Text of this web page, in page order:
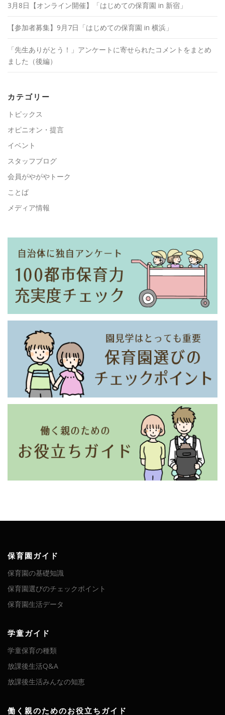
3月8日【オンライン開催】「はじめての保育園 in 新宿」
【参加者募集】9月7日「はじめての保育園 in 横浜」
「先生ありがとう！」アンケートに寄せられたコメントをまとめ
ました（後編）
カテゴリー
トピックス
オピニオン・提言
イベント
スタッフブログ
会員がやがやトーク
ことば
メディア情報
保育園ガイド
保育園の基礎知識
保育園選びのチェックポイント
保育園生活データ
学童ガイド
学童保育の種類
放課後生活Q&A
放課後生活みんなの知恵
働く親のためのお役立ちガイド